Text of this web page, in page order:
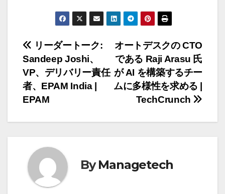
投
稿
ナ
ー
シ
オートデスクの CTO
である Raji Arasu 氏
が AI を構築するチー
ムに多様性を求める |
TechCrunch
リーダートーク:
Sandeep Joshi、
VP、デリバリー責任
者、EPAM India |
EPAM
ByManagetech